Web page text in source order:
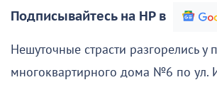
Подписывайтесь на НР в
Нешуточные страсти разгорелись
многоквартирного дома №6 по ул.